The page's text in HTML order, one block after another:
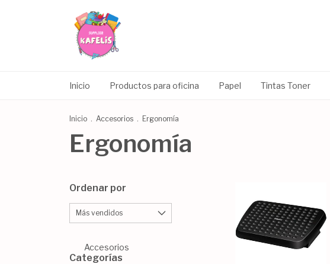
Inicio Productos para oficina Papel Tintas Toner
Inicio . Accesorios . Ergonomía
Ergonomía
Ordenar por
Accesorios
Categorías